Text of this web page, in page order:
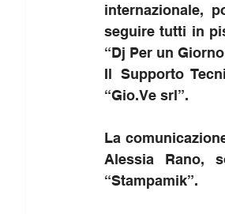
internazionale,
seguire tutti in
“Dj Per un
Il Supporto
“Gio.Ve srl”.
La
Alessia Rano,
“Stampamik”.